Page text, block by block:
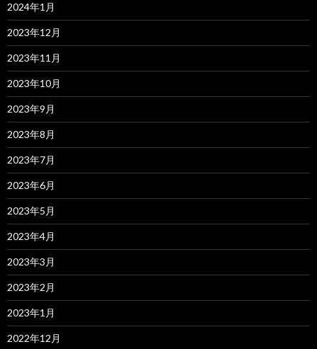
2024年1月
2023年12月
2023年11月
2023年10月
2023年9月
2023年8月
2023年7月
2023年6月
2023年5月
2023年4月
2023年3月
2023年2月
2023年1月
2022年12月